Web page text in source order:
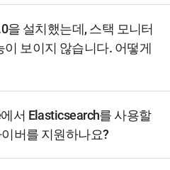
을 설치했는데, 스택 모니터
보이지 않습니다. 어떻게
서 Elasticsearch를 사용할
버를 지원하나요?